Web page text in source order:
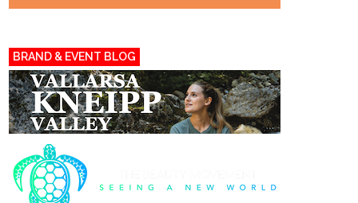
BRAND & EVENT BLOG